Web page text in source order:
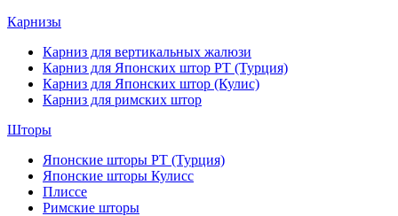
Карнизы
Карниз для вертикальных жалюзи
Карниз для Японских штор РТ (Турция)
Карниз для Японских штор (Кулис)
Карниз для римских штор
Шторы
Японские шторы РТ (Турция)
Японские шторы Кулисс
Плиссе
Римские шторы